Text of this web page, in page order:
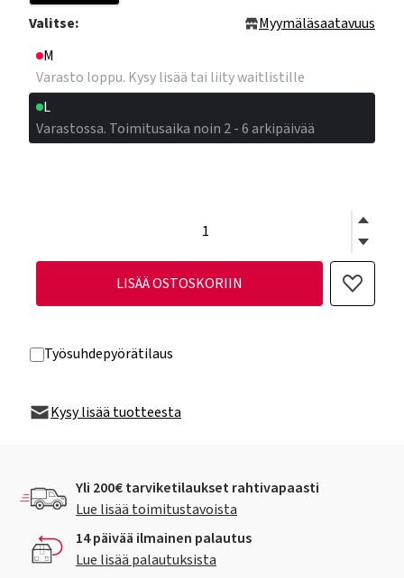
Valitse:
Myymäläsaatavuus
M
Varasto loppu. Kysy lisää tai liity waitlistille
L
Varastossa. Toimitusaika noin 2 - 6 arkipäivää
LISÄÄ OSTOSKORIIN
Työsuhdepyörätilaus
Kysy lisää tuotteesta
Yli 200€ tarviketilaukset rahtivapaasti
Lue lisää toimitustavoista
14 päivää ilmainen palautus
Lue lisää palautuksista